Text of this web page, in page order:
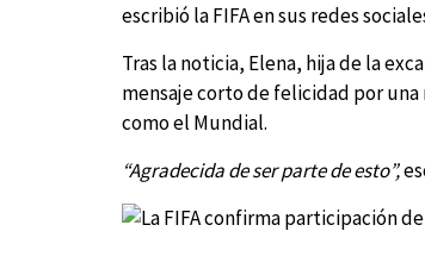
escribió la FIFA en sus redes
Tras la noticia, Elena, hija de la
mensaje corto de felicidad por
como el Mundial.
“Agradecida de ser parte de esto”,